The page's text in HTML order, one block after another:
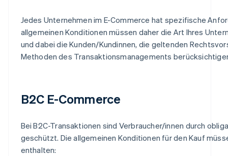
Jedes Unternehmen im E-Commerce hat spezifische
allgemeinen Konditionen müssen daher die Art Ihres
und dabei die Kunden/Kundinnen, die geltenden
Methoden des Transaktionsmanagements
B2C E-Commerce
Bei B2C-Transaktionen sind Verbraucher/innen durch
geschützt. Die allgemeinen Konditionen für den Kauf
enthalten: